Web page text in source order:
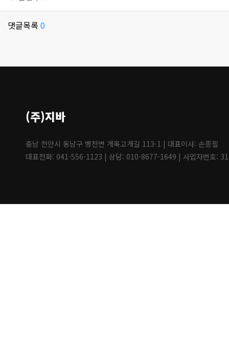
댓글목록 0
(주)지바
충남 천안시 동남구 병천면 개목고개길 113-1 | 대표이사: 손종필
대표전화: 041-556-1123 | 상담: 010-8677-1649 | 사업자번호: